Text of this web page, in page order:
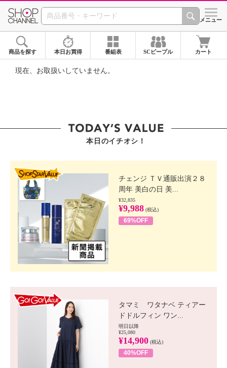
SHOP CHANNEL ショッ
メニュー
商品を探す 本日お買得 番組表 SCピープル カート
現在、お取扱いしていません。
本日のイチオシ！
チェンジ ＴＶ通販出演２８
周年 美白の日 美...
¥32,835
¥9,988 (税込)
69%OFF
タマミ ワタナベ ティアー
ドドルフィン ワン...
明日以降
¥25,080
¥14,900 (税込)
40%OFF